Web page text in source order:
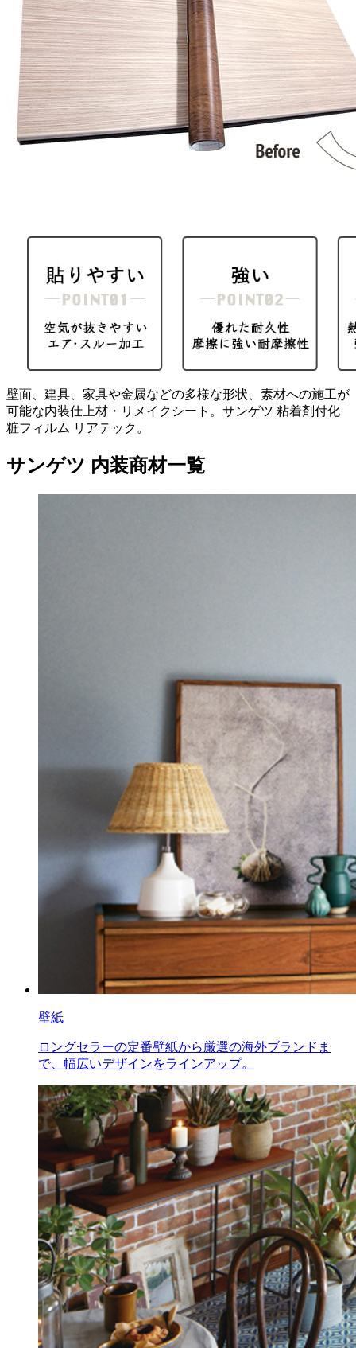
壁面、建具、家具や金属などの多様な形状、素材への施工が
可能な内装仕上材・リメイクシート。サンゲツ 粘着剤付化
粧フィルム リアテック。
サンゲツ 内装商材一覧
壁紙
ロングセラーの定番壁紙から厳選の海外ブランドま
で、幅広いデザインをラインアップ。